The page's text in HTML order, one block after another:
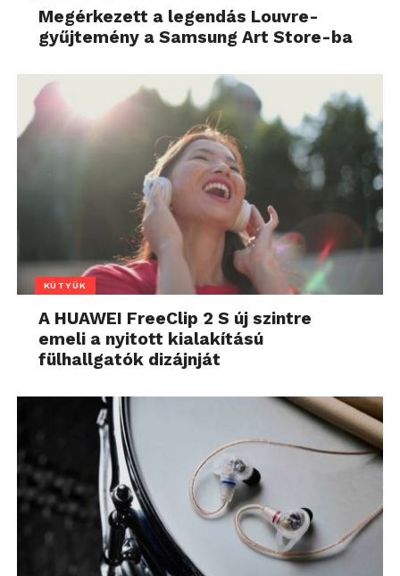
Megérkezett a legendás Louvre-
gyűjtemény a Samsung Art Store-ba
KÜTYÜK
A HUAWEI FreeClip 2 S új szintre
emeli a nyitott kialakítású
fülhallgatók dizájnját